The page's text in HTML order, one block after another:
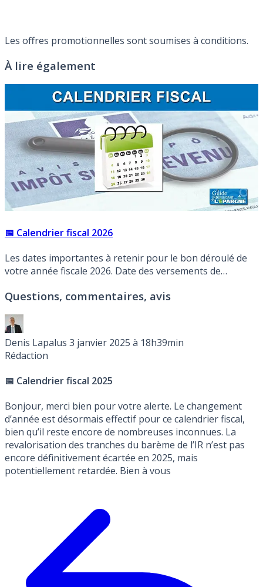
Les offres promotionnelles sont soumises à conditions.
À lire également
📅 Calendrier fiscal 2026
Les dates importantes à retenir pour le bon déroulé de
votre année fiscale 2026. Date des versements de
2026. Avis d’imposition 2026 portant sur les revenus
Questions, commentaires, avis
Denis Lapalus 3 janvier 2025 à 18h39min
Rédaction
📅 Calendrier fiscal 2025
Bonjour, merci bien pour votre alerte. Le changement
d’année est désormais effectif pour ce calendrier fiscal,
bien qu’il reste encore de nombreuses inconnues. La
revalorisation des tranches du barème de l’IR n’est pas
encore définitivement écartée en 2025, mais
potentiellement retardée. Bien à vous